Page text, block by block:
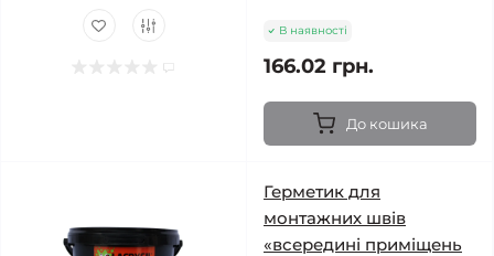
В наявності
166.02 грн.
До кошика
Герметик для
монтажних швів
«всередині приміщень